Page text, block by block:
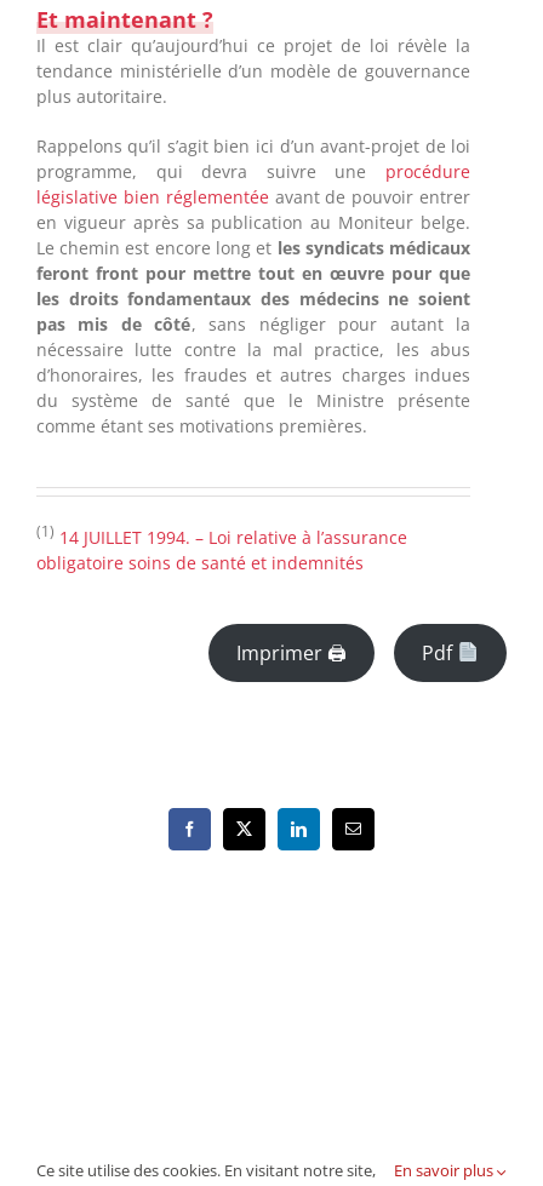
Et maintenant ?
Il est clair qu’aujourd’hui ce projet de loi révèle la
tendance ministérielle d’un modèle de gouvernance
plus autoritaire.
Rappelons qu’il s’agit bien ici d’un avant-projet de loi
programme, qui devra suivre une procédure
législative bien réglementéeavant de pouvoir entrer
en vigueur après sa publication au Moniteur belge.
Le chemin est encore long et les syndicats médicaux
feront front pour mettre tout en œuvre pour que
les droits fondamentaux des médecins ne soient
pas mis de côté, sans négliger pour autant la
nécessaire lutte contre la mal practice, les abus
d’honoraires, les fraudes et autres charges indues
du système de santé que le Ministre présente
comme étant ses motivations premières.
(1) 14 JUILLET 1994. – Loi relative à l’assurance
obligatoire soins de santé et indemnités
Imprimer 🖨 Pdf
Facebook
X LinkedInEmail
Ce site utilise des cookies. En visitant notre site,
En savoir plus